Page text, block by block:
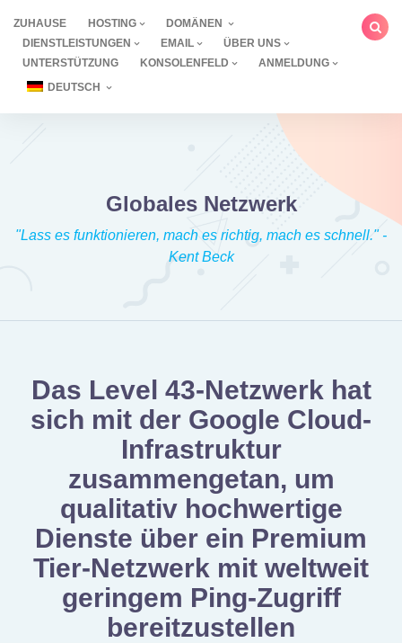
Inhalt
springen
ZUHAUSE HOSTING
DOMÄNEN
DIENSTLEISTUNGEN
EMAIL
ÜBER UNS
UNTERSTÜTZUNG
KONSOLENFELD
ANMELDUNG
DEUTSCH
Globales Netzwerk
"Lass es funktionieren, mach es richtig, mach es schnell." -
Kent Beck
Das Level 43-Netzwerk hat
sich mit der Google Cloud-
Infrastruktur
zusammengetan, um
qualitativ hochwertige
Dienste über ein Premium
Tier-Netzwerk mit weltweit
geringem Ping-Zugriff
bereitzustellen